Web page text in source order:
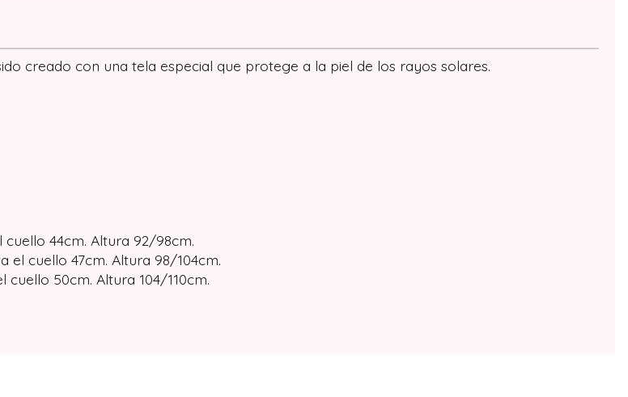
creado con una tela especial que protege a la piel de los rayos solares.
cuello 44cm. Altura 92/98cm.
el cuello 47cm. Altura 98/104cm.
50cm. Altura 104/110cm.